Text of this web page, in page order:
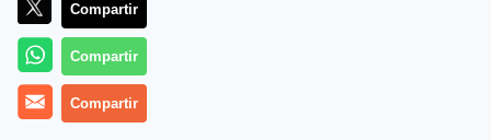
Más información
Compartir
Compartir
Compartir